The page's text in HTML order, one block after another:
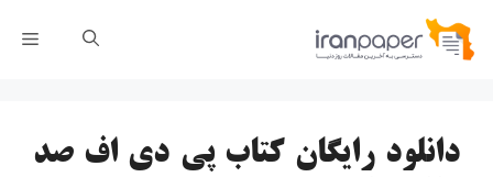
پرش
دانلود رایگان کتاب پی دی اف صد